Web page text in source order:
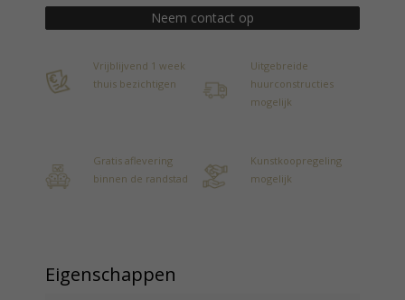
Neem contact op
Vrijblijvend 1 week
thuis bezichtigen
Uitgebreide
huurconstructies
mogelijk
Gratis aflevering
binnen de randstad
Kunstkoopregeling
mogelijk
Eigenschappen